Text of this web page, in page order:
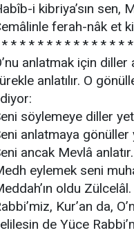
i kibriya’sın sen,
ferah-nâk et
* * * * * * * * * * * * *
anlatmak için diller
anlatılır. O
söylemeye diller
anlatmaya gönüller
ancak Mevlâ anlatır.
eylemek seni
oldu Zülcelâl.
Kur’an da,
de Yüce